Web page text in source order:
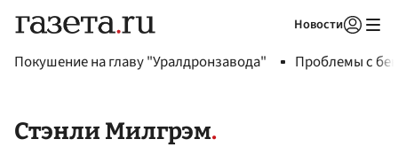
Новости
Покушение на главу "Уралдронзавода" Проблемы с
Стэнли Милгрэм